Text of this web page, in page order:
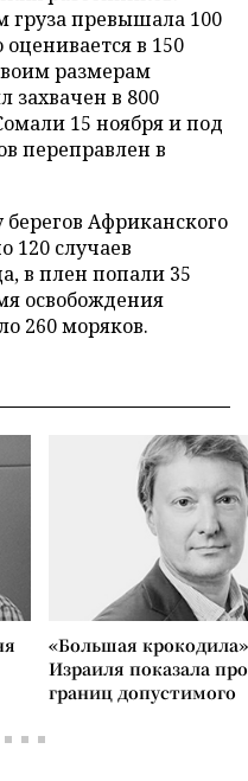
груза превышала 100
в 150
размерам
захвачен в 800
15 ноября и под
переправлен в
Африканского
120 случаев
в плен попали 35
освобождения
260 моряков.
«Большая
Израиля показала
границ допустимого